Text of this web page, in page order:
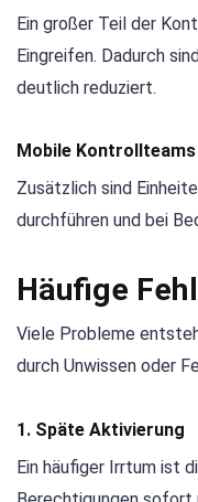
Ein großer Teil der
Eingreifen. Dadurch
deutlich reduziert.
Mobile Kontrollteams
Zusätzlich sind
durchführen und bei
Häufige
Viele Probleme
durch Unwissen oder
1. Späte Aktivierung
Ein häufiger Irrtum ist